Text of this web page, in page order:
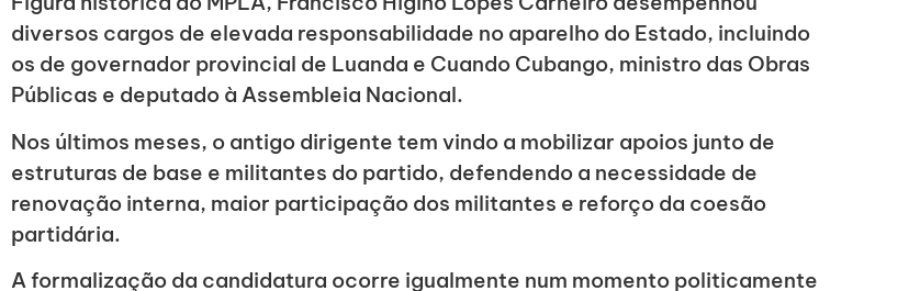
diversos cargos de elevada responsabilidade no aparelho do Estado, incluindo
os de governador provincial de Luanda e Cuando Cubango, ministro das Obras
Públicas e deputado à Assembleia Nacional.
Nos últimos meses, o antigo dirigente tem vindo a mobilizar apoios junto de
estruturas de base e militantes do partido, defendendo a necessidade de
renovação interna, maior participação dos militantes e reforço da coesão
partidária.
A formalização da candidatura ocorre igualmente num momento politicamente